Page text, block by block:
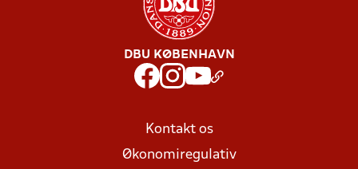
DBU KØBENHAVN
Kontakt os
Økonomiregulativ